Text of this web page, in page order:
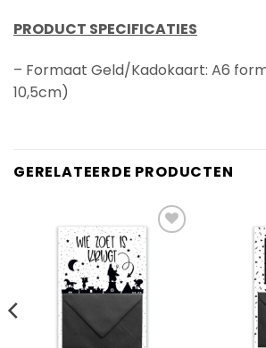
PRODUCT SPECIFICATIES
– Formaat Geld/Kadokaart: A6
10,5cm)
GERELATEERDE PRODUCTEN
Add to
Wishlist